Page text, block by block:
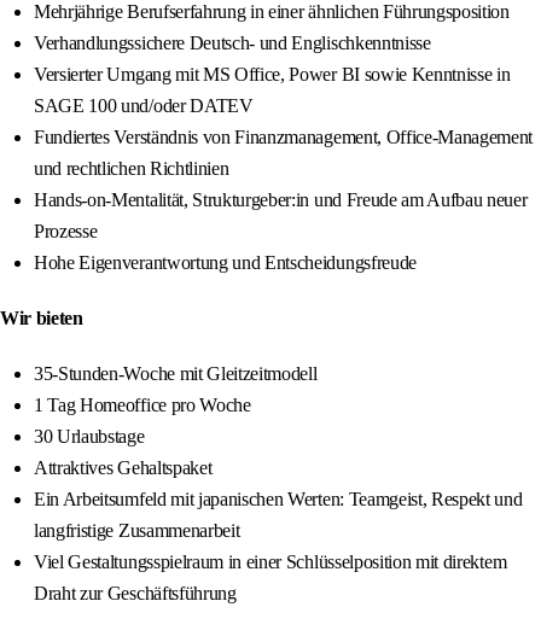
Mehrjährige Berufserfahrung in einer ähnlichen Führungsposition
Verhandlungssichere Deutsch- und Englischkenntnisse
Versierter Umgang mit MS Office, Power BI sowie Kenntnisse in
SAGE 100 und/oder DATEV
Fundiertes Verständnis von Finanzmanagement, Office-Management
und rechtlichen Richtlinien
Hands-on-Mentalität, Strukturgeber:in und Freude am Aufbau neuer
Prozesse
Hohe Eigenverantwortung und Entscheidungsfreude
Wir bieten
35-Stunden-Woche mit Gleitzeitmodell
1 Tag Homeoffice pro Woche
30 Urlaubstage
Attraktives Gehaltspaket
Ein Arbeitsumfeld mit japanischen Werten: Teamgeist, Respekt und
langfristige Zusammenarbeit
Viel Gestaltungsspielraum in einer Schlüsselposition mit direktem
Draht zur Geschäftsführung